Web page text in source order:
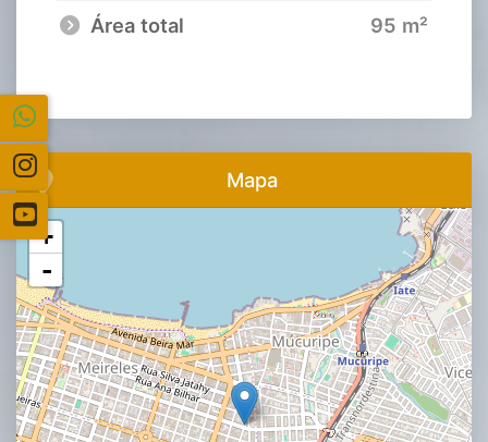
Área total 95 m²
Mapa
+
-